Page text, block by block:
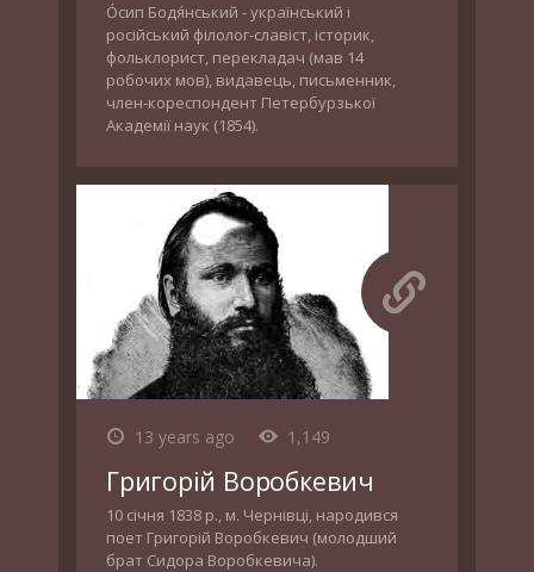
О́сип Бодя́нський - український і
російський філолог-славіст, історик,
фольклорист, перекладач (мав 14
робочих мов), видавець, письменник,
член-кореспондент Петербурзької
Академії наук (1854).
13 years ago 1,149
Григорій Воробкевич
10 січня 1838 р., м. Чернівці, народився
поет Григорій Воробкевич (молодший
брат Сидора Воробкевича).